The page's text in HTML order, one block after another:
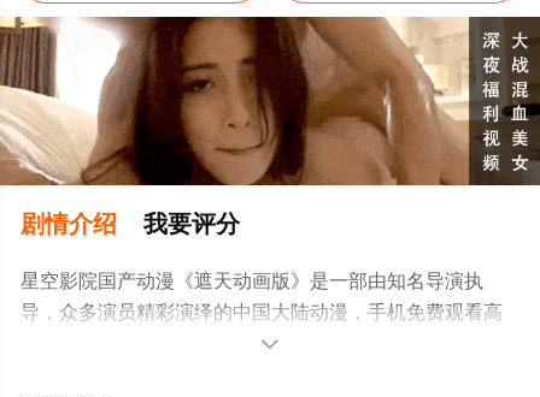
剧情介绍 我要评分
星空影院国产动漫《遮天动画版》是一部由知名导演执
导，众多演员精彩演绎的中国大陆动漫，手机免费观看高
清无删减完整版动漫全集就上星空电影网，更多相关信息
